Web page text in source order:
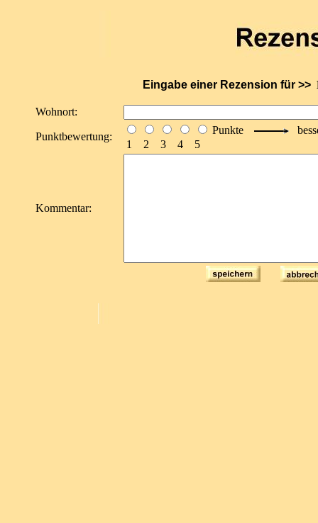
Eingabe einer Rezension für >>
Wohnort:
Punktbewertung:
Punkte
1 2 3 4 5
Kommentar: